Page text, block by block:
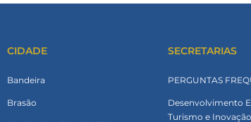
CIDADE
Bandeira
Brasão
SECRETARIAS
PERGUNTAS
Desenvolvimento
Turismo e Inovação